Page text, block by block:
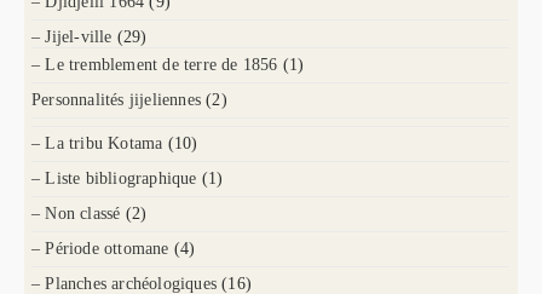
– Jijel-ville (29)
– Le tremblement de terre de 1856 (1)
Personnalités jijeliennes (2)
– La tribu Kotama (10)
– Liste bibliographique (1)
– Non classé (2)
– Période ottomane (4)
– Planches archéologiques (16)